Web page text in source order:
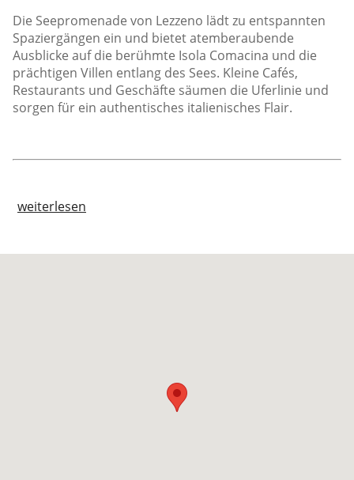
Die Seepromenade von Lezzeno lädt zu entspannten
Spaziergängen ein und bietet atemberaubende
Ausblicke auf die berühmte Isola Comacina und die
prächtigen Villen entlang des Sees. Kleine Cafés,
Restaurants und Geschäfte säumen die Uferlinie und
sorgen für ein authentisches italienisches Flair.
weiterlesen